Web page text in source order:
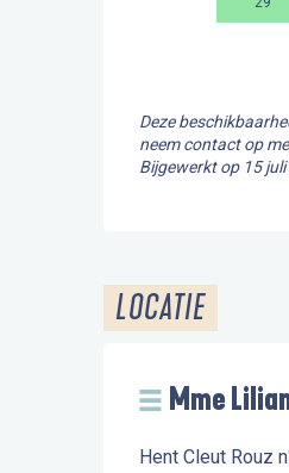
Deze
neem contact op
Bijgewerkt op15 juli
LOCATIE
Mme
Hent Cleut Rouz